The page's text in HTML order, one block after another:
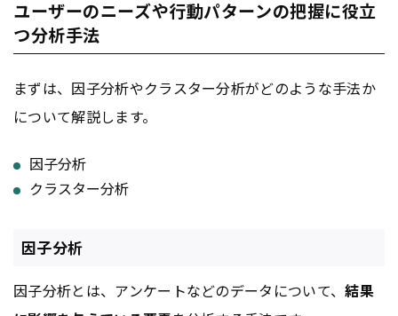
ユーザーのニーズや行動パターンの把握に役立
つ分析手法
まずは、因子分析やクラスター分析がどのような手法か
について解説します。
因子分析
クラスター分析
因子分析
因子分析とは、アンケートなどのデータについて、結果